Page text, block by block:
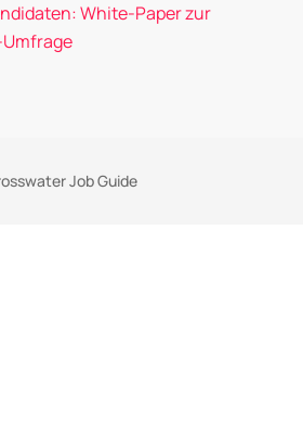
White-Paper zur
Job Guide